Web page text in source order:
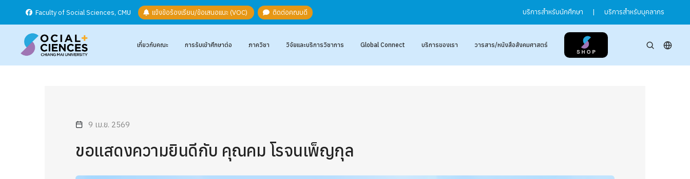
Faculty of Social Sciences, CMU แจ้งข้อร้องเรียน/ข้อเสนอแนะ (VOC) ติดต่อคณบดี บริการสำหรับนักศึกษา | บริการสำหรับบุคลากร
เกี่ยวกับคณะ การรับเข้าศึกษาต่อ ภาควิชา วิจัยและบริการวิชาการ Global Connect บริการของเรา วารสาร/หนังสือสังคมศาสตร์
9 เม.ย. 2569
ขอแสดงความยินดีกับ คุณคม โรจนเพ็ญกุล